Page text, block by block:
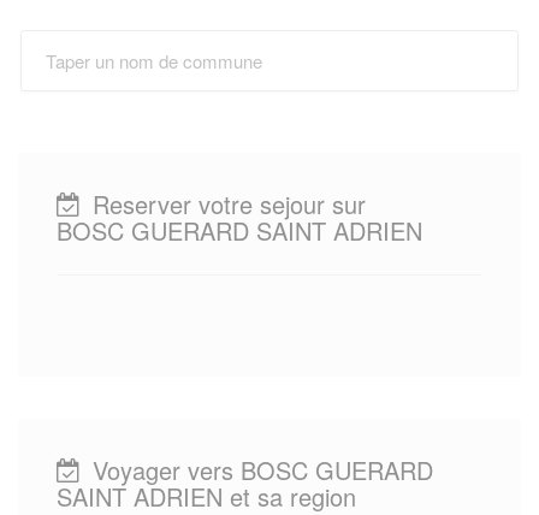
Reserver votre sejour sur
BOSC GUERARD SAINT ADRIEN
Voyager vers BOSC GUERARD
SAINT ADRIEN et sa region